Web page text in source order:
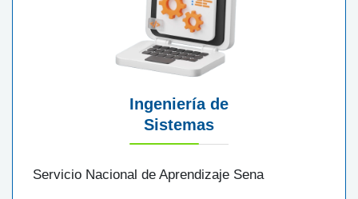
Ingeniería de
Sistemas
Servicio Nacional de Aprendizaje Sena